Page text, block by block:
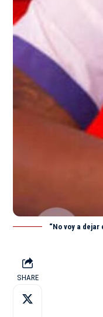
“No voy a
SHARE